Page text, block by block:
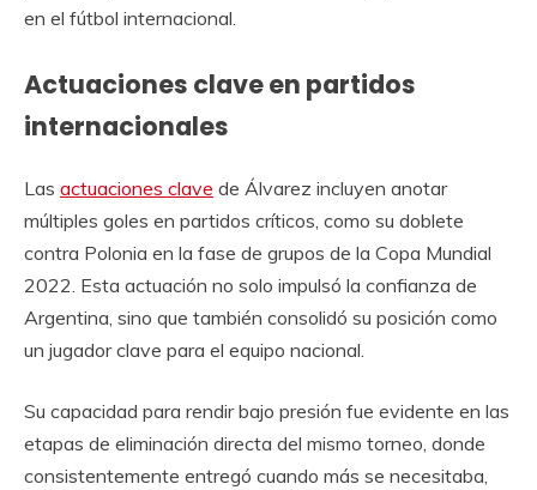
en el fútbol internacional.
Actuaciones clave en partidos
internacionales
Las actuaciones clave de Álvarez incluyen anotar
múltiples goles en partidos críticos, como su doblete
contra Polonia en la fase de grupos de la Copa Mundial
2022. Esta actuación no solo impulsó la confianza de
Argentina, sino que también consolidó su posición como
un jugador clave para el equipo nacional.
Su capacidad para rendir bajo presión fue evidente en las
etapas de eliminación directa del mismo torneo, donde
consistentemente entregó cuando más se necesitaba,